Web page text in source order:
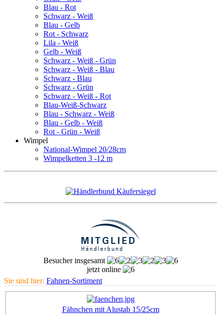
Blau - Rot
Schwarz - Weiß
Blau - Gelb
Rot - Schwarz
Lila - Weiß
Gelb - Weiß
Schwarz - Weiß - Grün
Schwarz - Weiß - Blau
Schwarz - Blau
Schwarz - Grün
Schwarz - Weiß - Rot
Blau-Weiß-Schwarz
Blau - Schwarz - Weiß
Blau - Gelb - Weiß
Rot - Grün - Weiß
Wimpel
National-Wimpel 20/28cm
Wimpelketten 3 -12 m
Besucher insgesamt
jetzt online
Sie sind hier: Fahnen-Sortiment
Fähnchen mit Alustab 15/25cm